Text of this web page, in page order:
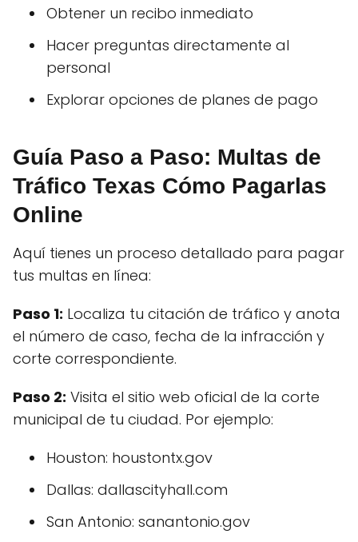
Obtener un recibo inmediato
Hacer preguntas directamente al
personal
Explorar opciones de planes de pago
Guía Paso a Paso: Multas de
Tráfico Texas Cómo Pagarlas
Online
Aquí tienes un proceso detallado para pagar
tus multas en línea:
Paso 1: Localiza tu citación de tráfico y anota
el número de caso, fecha de la infracción y
corte correspondiente.
Paso 2: Visita el sitio web oficial de la corte
municipal de tu ciudad. Por ejemplo:
Houston: houstontx.gov
Dallas: dallascityhall.com
San Antonio: sanantonio.gov